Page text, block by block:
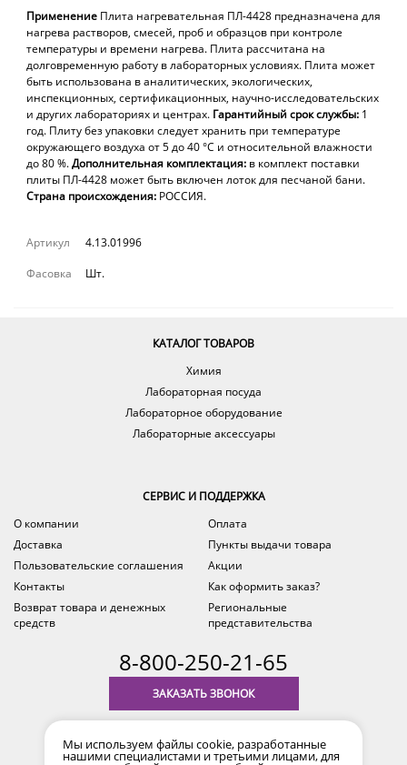
Применение Плита нагревательная ПЛ-4428 предназначена для
нагрева растворов, смесей, проб и образцов при контроле
температуры и времени нагрева. Плита рассчитана на
долговременную работу в лабораторных условиях. Плита может
быть использована в аналитических, экологических,
инспекционных, сертификационных, научно-исследовательских
и других лабораториях и центрах. Гарантийный срок службы: 1
год. Плиту без упаковки следует хранить при температуре
окружающего воздуха от 5до 40°С и относительной влажности
до 80 %.Дополнительная комплектация: в комплект поставки
плиты ПЛ-4428 может быть включен лоток для песчаной бани.
Страна происхождения: РОССИЯ.
Артикул
4.13.01996
Фасовка
Шт.
КАТАЛОГ ТОВАРОВ
Химия
Лабораторная посуда
Лабораторное оборудование
Лабораторные аксессуары
СЕРВИС И ПОДДЕРЖКА
О компании
Оплата
Доставка
Пункты выдачи товара
Пользовательские соглашения
Акции
Контакты
Как оформить заказ?
Возврат товара и денежных
средств
Региональные
представительства
8-800-250-21-65
ЗАКАЗАТЬ ЗВОНОК
время по Уфе (MSK+2)
Мы используем файлы cookie, разработанные
нашими специалистами и третьими лицами, для